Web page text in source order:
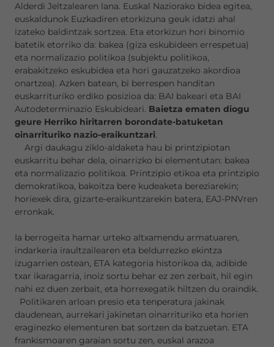
Alderdi Jeltzalearen lana. Euskal Naziorako bidea egitea,
euskaldunok Euzkadiren etorkizuna geuk idatzi ahal
izateko baldintzak sortzea. Eta etorkizun hori binomio
batetik etorriko da: bakea (giza eskubideen errespetua)
eta normalizazio politikoa (subjektu politikoa,
erabakitzeko eskubidea eta hori gauzatzeko akordioa
onartzea). Azken batean, bi berrespen handitan
euskarrituriko erdiko posizioa da: BAI bakeari eta BAI
Autodeterminazio Eskubideari. Baietza ematen diogu
geure Herriko hiritarren borondate-batuketan
oinarrituriko nazio-eraikuntzari.
Argi daukagu ziklo-aldaketa hau bi printzipiotan
euskarritu behar dela, oinarrizko bi elementutan: bakea
eta normalizazio politikoa. Printzipio etikoa eta printzipio
demokratikoa, bakoitza bere kudeaketa bereziarekin;
horiexek dira, gizarte-eraikuntzarekin batera, EAJ-PNVren
erronkak.
Ia berrogeita hamar urteko altxamendu armatuaren,
indarkeria iraultzailearen eta beldurrezko ekintza
izugarrien ostean, ETA kategoria historikoa da, adibide
txar ikaragarria, inoiz sortu behar ez zen zerbait, hil egin
nahi ez duen zerbait, eta horrexegatik hiltzen du oraindik.
Politikaren arloan presio eta tenperatura jakinak
daudenean, aurrekari jakinetan oinarrituriko eta horien
eraginezko elementuren bat sortzen da batzuetan. ETA
frankismoaren garaian sortu zen, euskal arazoa